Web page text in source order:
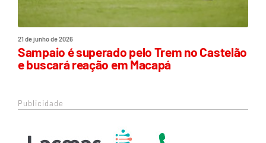
21 de junho de 2026
Sampaio é superado pelo Trem no Castelão
e buscará reação em Macapá
Publicidade